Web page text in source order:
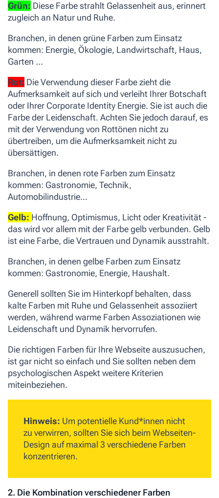
Grün: Diese Farbe strahlt Gelassenheit aus, erinnert
zugleich an Natur und Ruhe.
Branchen, in denen grüne Farben zum Einsatz
kommen: Energie, Ökologie, Landwirtschaft, Haus,
Garten ...
Rot: Die Verwendung dieser Farbe zieht die
Aufmerksamkeit auf sich und verleiht Ihrer Botschaft
oder Ihrer Corporate Identity Energie. Sie ist auch die
Farbe der Leidenschaft. Achten Sie jedoch darauf, es
mit der Verwendung von Rottönen nicht zu
übertreiben, um die Aufmerksamkeit nicht zu
übersättigen.
Branchen, in denen rote Farben zum Einsatz
kommen: Gastronomie, Technik,
Automobilindustrie...
Gelb: Hoffnung, Optimismus, Licht oder Kreativität -
das wird vor allem mit der Farbe gelb verbunden. Gelb
ist eine Farbe, die Vertrauen und Dynamik ausstrahlt.
Branchen, in denen gelbe Farben zum Einsatz
kommen: Gastronomie, Energie, Haushalt.
Generell sollten Sie im Hinterkopf behalten, dass
kalte Farben mit Ruhe und Gelassenheit assoziiert
werden, während warme Farben Assoziationen wie
Leidenschaft und Dynamik hervorrufen.
Die richtigen Farben für Ihre Webseite auszusuchen,
ist gar nicht so einfach und Sie sollten neben dem
psychologischen Aspekt weitere Kriterien
miteinbeziehen.
Hinweis: Um potentielle Kund*innen nicht
zu verwirren, sollten Sie sich beim Webseiten-
Design auf maximal 3 verschiedene Farben
konzentrieren.
2. Die Kombination verschiedener Farben